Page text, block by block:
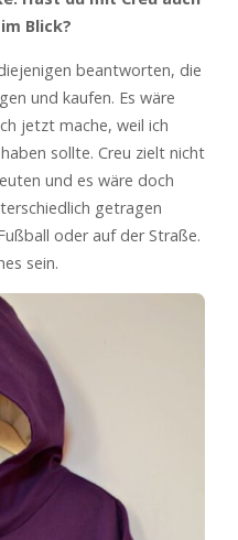
Blick?
beantworten, die
und kaufen. Es wäre
jetzt mache, weil ich
sollte. Creu zielt nicht
und es wäre doch
getragen
oder auf der Straße.
sein.